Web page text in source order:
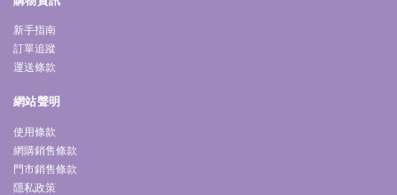
新手指南
訂單追蹤
運送條款
網站聲明
使用條款
網購銷售條款
門市銷售條款
隱私政策